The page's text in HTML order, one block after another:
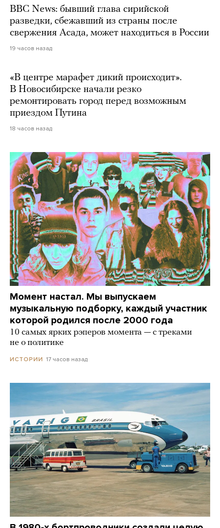
BBC News: бывший глава сирийской
разведки, сбежавший из страны после
свержения Асада, может находиться в России
19 часов назад
«В центре марафет дикий происходит».
В Новосибирске начали резко
ремонтировать город перед возможным
приездом Путина
18 часов назад
Момент настал. Мы выпускаем
музыкальную подборку, каждый участник
которой родился после 2000 года
10 самых ярких рэперов момента — с треками
не о политике
ИСТОРИИ 17 часов назад